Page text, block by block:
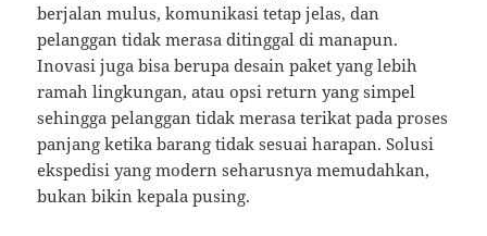
berjalan mulus, komunikasi tetap jelas, dan
pelanggan tidak merasa ditinggal di manapun.
Inovasi juga bisa berupa desain paket yang lebih
ramah lingkungan, atau opsi return yang simpel
sehingga pelanggan tidak merasa terikat pada proses
panjang ketika barang tidak sesuai harapan. Solusi
ekspedisi yang modern seharusnya memudahkan,
bukan bikin kepala pusing.